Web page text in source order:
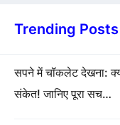
Trending Posts
सपने में चॉकलेट देखना:
संकेत! जानिए पूरा सच…